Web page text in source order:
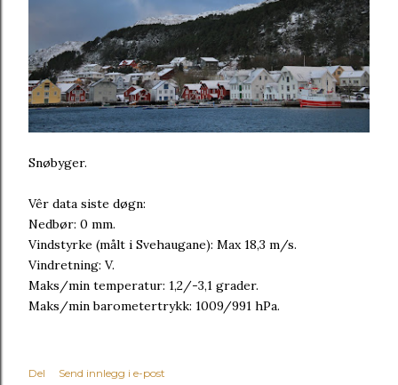
Snøbyger.
Vêr data siste døgn:
Nedbør: 0 mm.
Vindstyrke (målt i Svehaugane): Max 18,3 m/s.
Vindretning: V.
Maks/min temperatur: 1,2/-3,1 grader.
Maks/min barometertrykk: 1009/991 hPa.
Del Send innlegg i e-post